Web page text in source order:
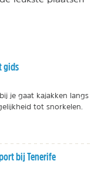
gids
je gaat kajakken langs
tot snorkelen.
bij Tenerife